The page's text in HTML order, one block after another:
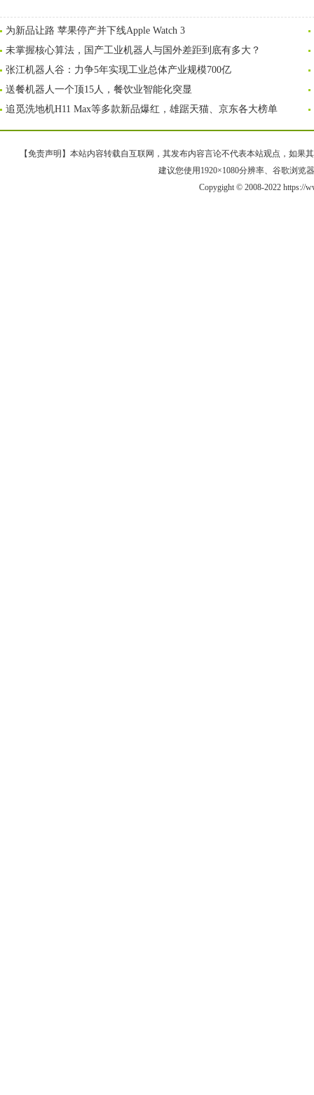
为新品让路 苹果停产并下线Apple Watch 3
未掌握核心算法，国产工业机器人与国外差距到底有多大？
张江机器人谷：力争5年实现工业总体产业规模700亿
送餐机器人一个顶15人，餐饮业智能化突显
追觅洗地机H11 Max等多款新品爆红，雄踞天猫、京东各大榜单
【免责声明】本站内容转载自互联网，其发布内容言论不代表本站观点，如果
建议您使用1920×1080分辨率、谷歌浏览
Copygight © 2008-2022 https://